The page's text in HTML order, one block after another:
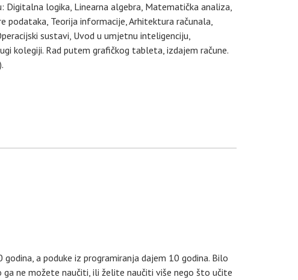
Digitalna logika, Linearna algebra, Matematička analiza,
Teorija informacije, Arhitektura računala,
sustavi, Uvod u umjetnu inteligenciju,
kolegiji. Rad putem grafičkog tableta, izdajem račune.
a poduke iz programiranja dajem 10 godina. Bilo
ne možete naučiti, ili želite naučiti više nego što učite